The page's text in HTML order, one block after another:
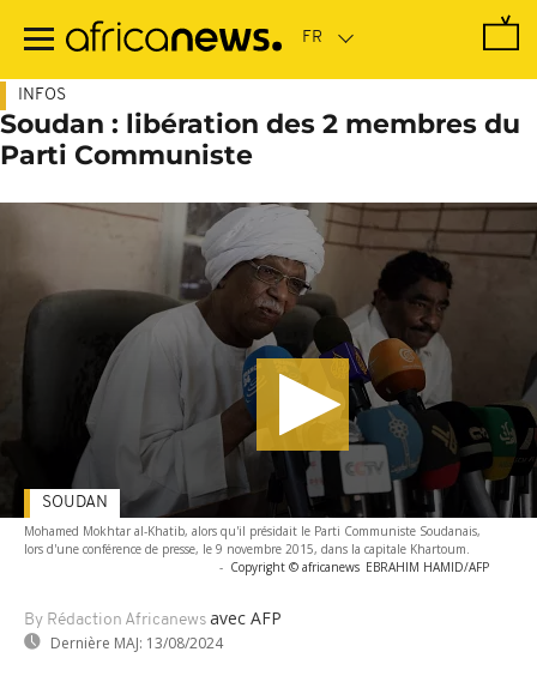
contenu
INFOS
Soudan : libération des 2 membres du
Parti Communiste
Mohamed Mokhtar al-Khatib, alors qu'il présidait le Parti Communiste Soudanais,
lors d'une conférence de presse, le 9 novembre 2015, dans la capitale Khartoum.
- Copyright © africanews EBRAHIM HAMID/AFP
By Rédaction Africanews avec AFP
Dernière MAJ: 13/08/2024
SOUDAN